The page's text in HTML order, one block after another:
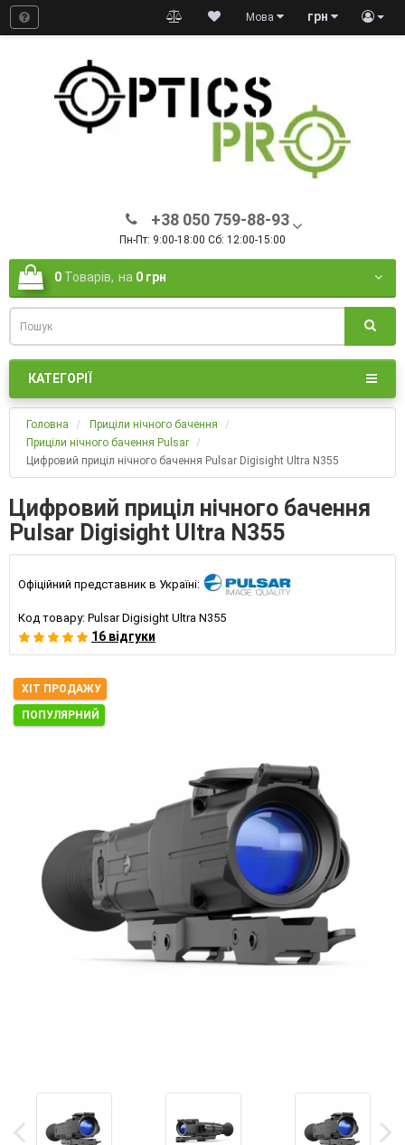
грн
Мова
+38 050 759-88-93
Пн-Пт: 9:00-18:00 Сб: 12:00-15:00
0 Товарів, на 0 грн
КАТЕГОРІЇ
Головна
Приціли нічного бачення
Приціли нічного бачення Pulsar
Цифровий приціл нічного бачення Pulsar Digisight Ultra N355
Цифровий приціл нічного бачення
Pulsar Digisight Ultra N355
Офіційний представник в Україні:
Код товару: Pulsar Digisight Ultra N355
16 відгуки
ХІТ ПРОДАЖУ
ПОПУЛЯРНИЙ